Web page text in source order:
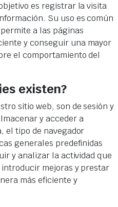
es registrar la visita
Su uso es común
a las páginas
y conseguir una mayor
el comportamiento del
existen?
sitio web, son de sesión y
y acceder a
el tipo de navegador
generales predefinidas
y analizar la actividad que
mejoras y prestar
más eficiente y